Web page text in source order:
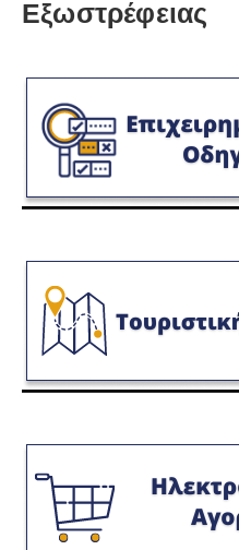
Εξωστρέφειας